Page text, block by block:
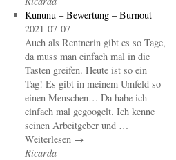
Kununu – Bewertung – Burnout
2021-07-07
Auch als Rentnerin gibt es so Tage,
da muss man einfach mal in die
Tasten greifen. Heute ist so ein
Tag! Es gibt in meinem Umfeld so
einen Menschen… Da habe ich
einfach mal gegoogelt. Ich kenne
seinen Arbeitgeber und …
Weiterlesen →
Ricarda